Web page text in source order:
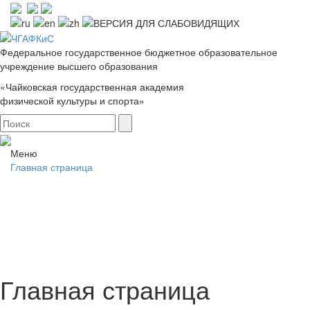
Федеральное государственное бюджетное образовательное
учреждение высшего образования
«Чайковская государственная академия
физической культуры и спорта»
Меню
Главная страница
Главная страница